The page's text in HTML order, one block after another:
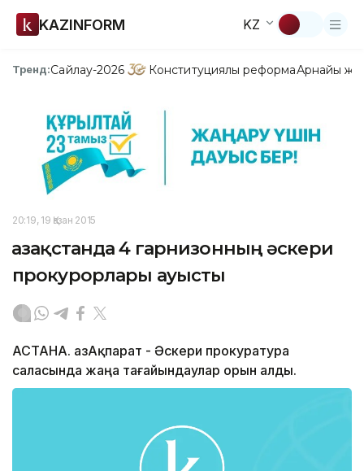
KAZINFORM KZ
Тренд:Сайлау-2026 Конституциялық реформаАрнайы
20:19, 19 Қазан 2015
Қазақстанда 4 гарнизонның әскери
прокурорлары ауысты
АСТАНА. ҚазАқпарат - Әскери прокуратура
саласында жаңа тағайындаулар орын алды.